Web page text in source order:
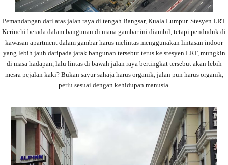
Pemandangan dari atas jalan raya di tengah Bangsar, Kuala Lumpur. Stesyen LRT
Kerinchi berada dalam bangunan di mana gambar ini diambil, tetapi penduduk di
kawasan apartment dalam gambar harus melintas menggunakan lintasan indoor
yang lebih jauh daripada jarak bangunan tersebut terus ke stesyen LRT, mungkin
di masa hadapan, lalu lintas di bawah jalan raya bertingkat tersebut akan lebih
mesra pejalan kaki? Bukan sayur sahaja harus organik, jalan pun harus organik,
perlu sesuai dengan kehidupan manusia.